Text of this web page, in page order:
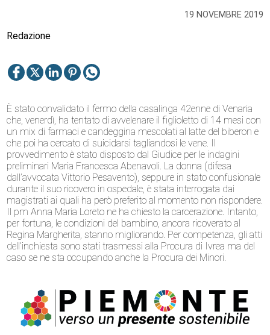
19 NOVEMBRE 2019
Redazione
È stato convalidato il fermo della casalinga 42enne di Venaria
che, venerdì, ha tentato di avvelenare il figlioletto di 14 mesi con
un mix di farmaci e candeggina mescolati al latte del biberon e
che poi ha cercato di suicidarsi tagliandosi le vene. Il
provvedimento è stato disposto dal Giudice per le indagini
preliminari Maria Francesca Abenavoli. La donna (difesa
dall’avvocata Vittorio Pesavento), seppure in stato confusionale
durante il suo ricovero in ospedale, è stata interrogata dai
magistrati ai quali ha però preferito al momento non rispondere.
Il pm Anna Maria Loreto ne ha chiesto la carcerazione. Intanto,
per fortuna, le condizioni del bambino, ancora ricoverato al
Regina Margherita, stanno migliorando. Per competenza, gli atti
dell’inchiesta sono stati trasmessi alla Procura di Ivrea ma del
caso se ne sta occupando anche la Procura dei Minori.